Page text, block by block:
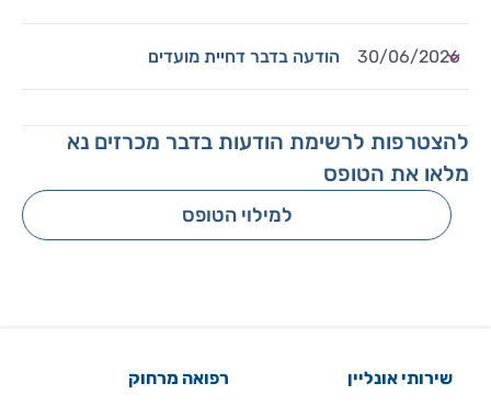
30/06/2026 הודעה בדבר דחיית מועדים
להצטרפות לרשימת הודעות בדבר מכרזים נא
מלאו את הטופס
למילוי הטופס
שירותי אונליין רפואה מרחוק